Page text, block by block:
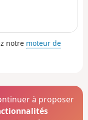
notre moteur de
à proposer